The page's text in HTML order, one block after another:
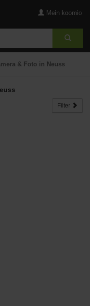
Mein koomio
& Foto in Neuss
Filter